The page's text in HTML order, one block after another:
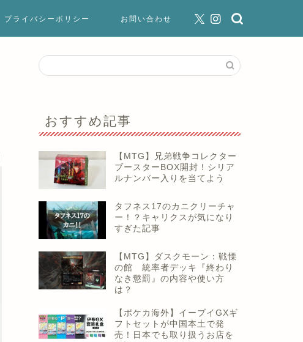
プライバシーポリシー お問い合わせ
おすすめ記事
【MTG】兄弟戦争コレクター
ブースターBOX開封！シリア
ルナンバー入りを当てよう
タフネス17のカニクリーチャ
ー！？キャリクスが気になり
すぎた記事
【MTG】ダスクモーン：戦慄
の館 統率者デッキ『終わり
なき懲罰』の内容や使い方
は？
【ポケカ海外】イーブイGXギ
フトセットが中国本土で発
売！日本でも取り扱うお店を